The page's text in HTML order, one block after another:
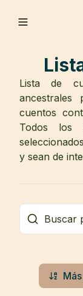
Lista de
ancestrales
cuentos
Todos los
y sean de